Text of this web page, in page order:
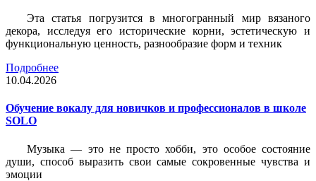
Эта статья погрузится в многогранный мир вязаного
декора, исследуя его исторические корни, эстетическую и
функциональную ценность, разнообразие форм и техник
Подробнее
10.04.2026
Обучение вокалу для новичков и профессионалов в школе
SOLO
Музыка — это не просто хобби, это особое состояние
души, способ выразить свои самые сокровенные чувства и
эмоции